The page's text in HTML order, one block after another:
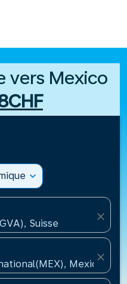
vers Mexico
expand_more
Suisse
close
Mexique
close